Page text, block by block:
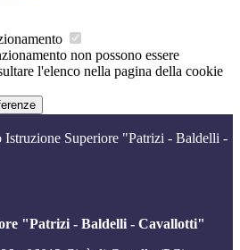
non possono essere
l'elenco nella pagina della cookie
Istruzione Superiore "Patrizi - Baldelli -
"Patrizi - Baldelli - Cavallotti"